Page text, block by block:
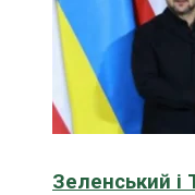
Зеленський і